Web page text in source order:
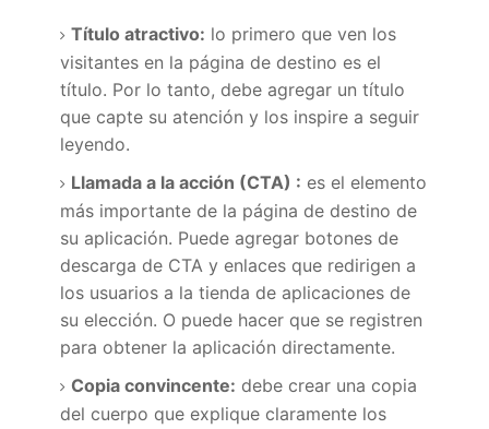
Título atractivo: lo primero que ven los
visitantes en la página de destino es el
título. Por lo tanto, debe agregar un título
que capte su atención y los inspire a seguir
leyendo.
Llamada a la acción (CTA) : es el elemento
más importante de la página de destino de
su aplicación. Puede agregar botones de
descarga de CTA y enlaces que redirigen a
los usuarios a la tienda de aplicaciones de
su elección. O puede hacer que se registren
para obtener la aplicación directamente.
Copia convincente: debe crear una copia
del cuerpo que explique claramente los